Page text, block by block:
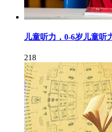
儿童听力，0-6岁儿童听
218